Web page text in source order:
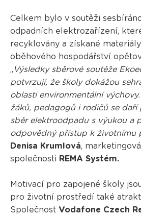
Celkem bylo v soutěži
odpadních elektrozařízení,
recyklovány a získané
oběhového hospodářství
„ Výsledky sběrové soutěže
potvrzují, že školy dokážou
oblasti environmentální
žáků, pedagogů i rodičů se
sběr elektroodpadu s výukou a
odpovědný přístup k životnímu
Denisa Krumlová,
společnosti REMA Systém.
Motivací pro zapojené školy
pro životní prostředí také
Společnost Vodafone Czech